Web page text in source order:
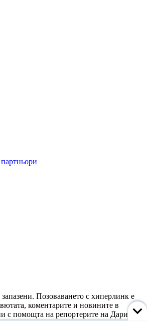
Позоваването с хиперлинк е
коментарите и новините в
с помощта на репортерите на Дарик
емисии на радиото. Снимки: Дарик